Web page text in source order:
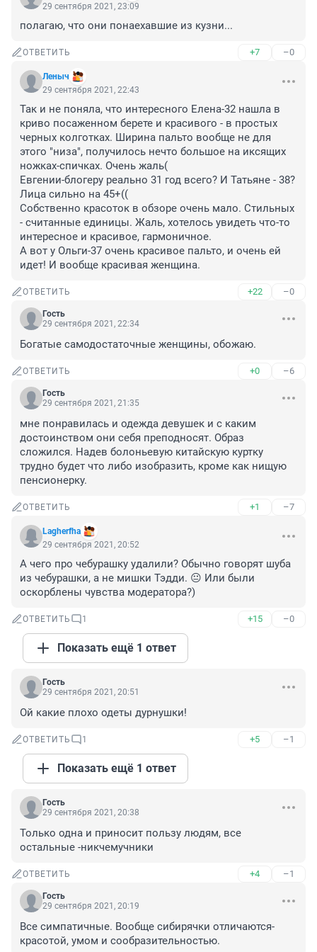
29 сентября 2021, 23:09
полагаю, что они понаехавшие из кузни...
ОТВЕТИТЬ +7 –0
Леныч
29 сентября 2021, 22:43
Так и не поняла, что интересного Елена-32 нашла в
криво посаженном берете и красивого - в простых
черных колготках. Ширина пальто вообще не для
этого "низа", получилось нечто большое на иксящих
ножках-спичках. Очень жаль(
Евгении-блогеру реально 31 год всего? И Татьяне - 38?
Лица сильно на 45+((
Собственно красоток в обзоре очень мало. Стильных
- считанные единицы. Жаль, хотелось увидеть что-то
интересное и красивое, гармоничное.
А вот у Ольги-37 очень красивое пальто, и очень ей
идет! И вообще красивая женщина.
ОТВЕТИТЬ +22 –0
Гость
29 сентября 2021, 22:34
Богатые самодостаточные женщины, обожаю.
ОТВЕТИТЬ +0 –6
Гость
29 сентября 2021, 21:35
мне понравилась и одежда девушек и с каким
достоинством они себя преподносят. Образ
сложился. Надев болоньевую китайскую куртку
трудно будет что либо изобразить, кроме как нищую
пенсионерку.
ОТВЕТИТЬ +1 –7
Lagherfha
29 сентября 2021, 20:52
А чего про чебурашку удалили? Обычно говорят шуба
из чебурашки, а не мишки Тэдди. 😐 Или были
оскорблены чувства модератора?)
ОТВЕТИТЬ 1 +15 –0
Показать ещё 1 ответ
Гость
29 сентября 2021, 20:51
Ой какие плохо одеты дурнушки!
ОТВЕТИТЬ 1 +5 –1
Показать ещё 1 ответ
Гость
29 сентября 2021, 20:38
Только одна и приносит пользу людям, все
остальные -никчемучники
ОТВЕТИТЬ +4 –1
Гость
29 сентября 2021, 20:19
Все симпатичные. Вообще сибирячки отличаются-
красотой, умом и сообразительностью.